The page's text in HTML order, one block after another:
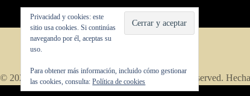
t
a
d
Privacidad y cookies: este
sitio usa cookies. Si continúas
navegando por él, aceptas su
uso.
Para obtener más información, incluido cómo gestionar
las cookies, consulta:Política de cookies
© 2026 Copyright byGay Guanajuato
. All rights reserved.